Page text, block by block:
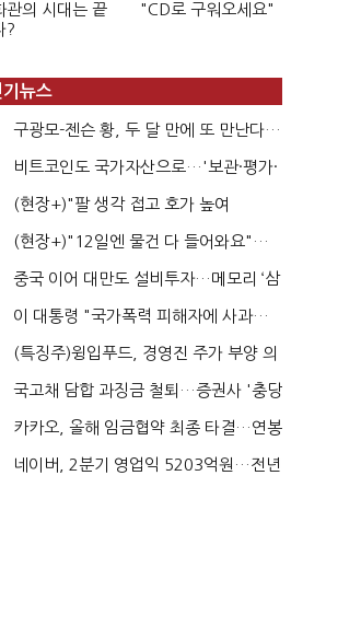
관의 시대는 끝
?
"CD로 구워오세요"
기뉴스
구광모-젠슨 황, 두 달 만에 또 만난다…
로봇·AI 등 논...
비트코인도 국가자산으로…'보관·평가·
처분' 기준은 ...
(현장+)"팔 생각 접고 호가 높여
요"…'덜 똘똘한 한 채' 20...
(현장+)"12일엔 물건 다 들어와요"…
빈 매대 채우며 문 연 ...
중국 이어 대만도 설비투자…메모리 ‘삼
국전쟁’
이 대통령 "국가폭력 피해자에 사과…
적극적 조사로 진...
(특징주)윙입푸드, 경영진 주가 부양 의
지에 상한가...
국고채 담합 과징금 철퇴…증권사 '충당
금 폭탄' 우려...
카카오, 올해 임금협약 최종 타결…연봉
6.3% 인상·격려...
네이버, 2분기 영업익 5203억원…전년